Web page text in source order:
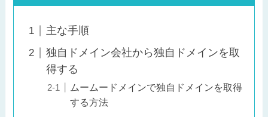
主な手順
独自ドメイン会社から独自ドメインを取
得する
ムームードメインで独自ドメインを取得
する方法